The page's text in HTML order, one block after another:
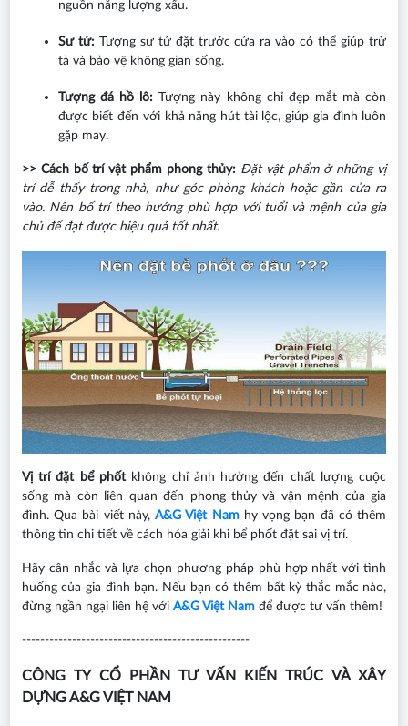
nguồn năng lượng xấu.
Sư tử:Tượng sư tử đặt trước cửa ra vào có thể giúp trừ
tà và bảo vệ không gian sống.
Tượng đá hồ lô: Tượng này không chỉ đẹp mắt mà còn
được biết đến với khả năng hút tài lộc, giúp gia đình luôn
gặp may.
>> Cách bố trí vật phẩm phong thủy: Đặt vật phẩm ở những vị
trí dễ thấy trong nhà, như góc phòng khách hoặc gần cửa ra
vào. Nên bố trí theo hướng phù hợp với tuổi và mệnh của gia
chủ để đạt được hiệu quả tốt nhất.
Vị trí đặt bể phốt không chỉ ảnh hưởng đến chất lượng cuộc
sống mà còn liên quan đến phong thủy và vận mệnh của gia
đình. Qua bài viết này,A&G Việt Namhy vọng bạn đã có thêm
thông tin chi tiết về cách hóa giải khi bể phốt đặt sai vị trí.
Hãy cân nhắc và lựa chọn phương pháp phù hợp nhất với tình
huống của gia đình bạn. Nếu bạn có thêm bất kỳ thắc mắc nào,
đừng ngần ngại liên hệ với A&G Việt Namđể được tư vấn thêm!
--------------------------------------------------
CÔNG TY CỔ PHẦN TƯ VẤN KIẾN TRÚC VÀ XÂY
DỰNG A&G VIỆT NAM